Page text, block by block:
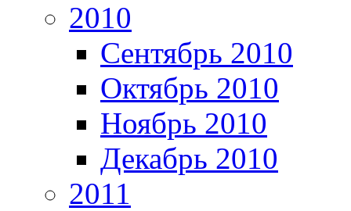
2010
Сентябрь 2010
Октябрь 2010
Ноябрь 2010
Декабрь 2010
2011